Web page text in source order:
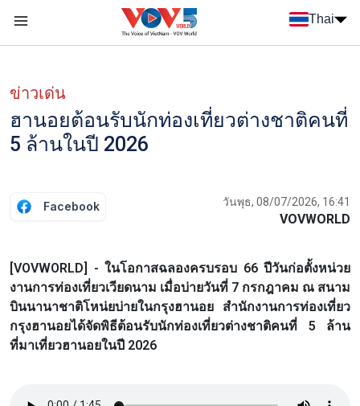
Thai
ข่าวเด่น
ฮานอยต้อนรับนักท่องเที่ยวต่างชาติคนที่
5 ล้านในปี 2026
Facebook วันพุธ, 08/07/2026, 16:41
VOVWORLD
[VOVWORLD] - ในโอกาสฉลองครบรอบ 66 ปีวันก่อตั้งหน่วย
งานการท่องเที่ยวเวียดนาม เมื่อบ่ายวันที่ 7 กรกฎาคม ณ สนาม
บินนานาชาติโหน่ยบ่ายในกรุงฮานอย สำนักงานการท่องเที่ยว
กรุงฮานอยได้จัดพิธีต้อนรับนักท่องเที่ยวต่างชาติคนที่ 5 ล้าน
ที่มาเที่ยวฮานอยในปี 2026